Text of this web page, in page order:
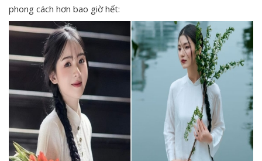
phong cách hơn bao giờ hết: